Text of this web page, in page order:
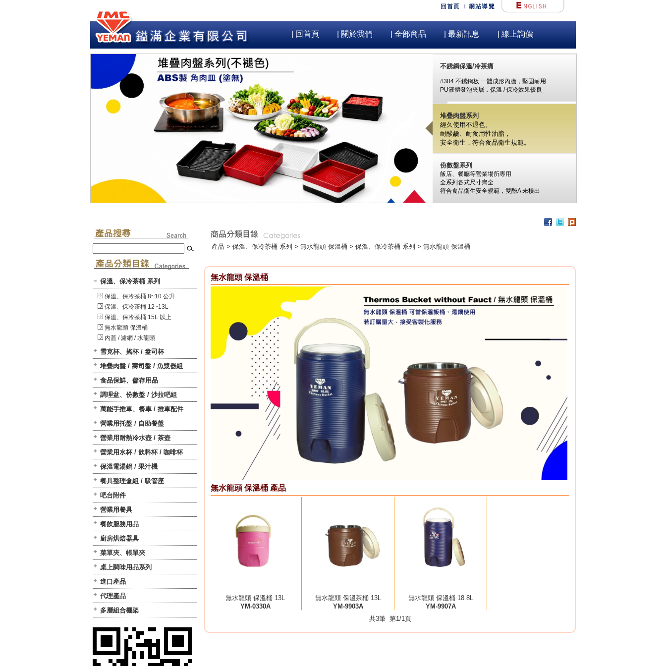
| 回首頁 | 關於我們 | 全部商品 | 最新訊息 | 線上詢價
不銹鋼保溫/冷茶痛
#304 不銹鋼板 一體成形內膽，堅固耐用
PU液體發泡夾層，保溫 / 保冷效果優良
堆疊肉盤系列
經久使用不退色。
耐酸鹼、耐食用性油脂，
安全衛生， 符合食品衛生規範。
份數盤系列
飯店、餐廳等營業場所專用
全系列各式尺寸齊全
符合食品衛生安全規範， 雙酚A未檢出
可用於洗碗機、冰箱、冷凍庫
杯架組
保溫、保冷茶桶 系列
保溫、保冷茶桶 8~10 公升
保溫、保冷茶桶 12~13L
保溫、保冷茶桶 15L 以上
無水龍頭 保溫桶
內蓋 / 濾網 / 水龍頭
雪克杯、搖杯 / 盎司杯
堆疊肉盤 / 壽司盤 / 魚漿器組
食品保鮮、儲存用品
調理盆、份數盤 / 沙拉吧組
萬能手推車、餐車 / 推車配件
營業用托盤 / 自助餐盤
營業用耐熱冷水壺 / 茶壺
營業用水杯 / 飲料杯 / 咖啡杯
保溫電湯鍋 / 果汁機
餐具整理盒組 / 吸管座
吧台附件
營業用餐具
餐飲服務用品
廚房烘焙器具
菜單夾、帳單夾
桌上調味用品系列
進口產品
代理產品
多層組合棚架
產品 > 保溫、保冷茶桶 系列 > 無水龍頭 保溫桶 > 保溫、保冷茶桶 系列 > 無水龍頭 保溫桶
無水龍頭 保溫桶
無水龍頭 保溫桶 產品
無水龍頭 保溫桶 13L
YM-0330A
無水龍頭 保溫茶桶 13L
YM-9903A
無水龍頭 保溫桶 18.8L
YM-9907A
共3筆 第1/1頁